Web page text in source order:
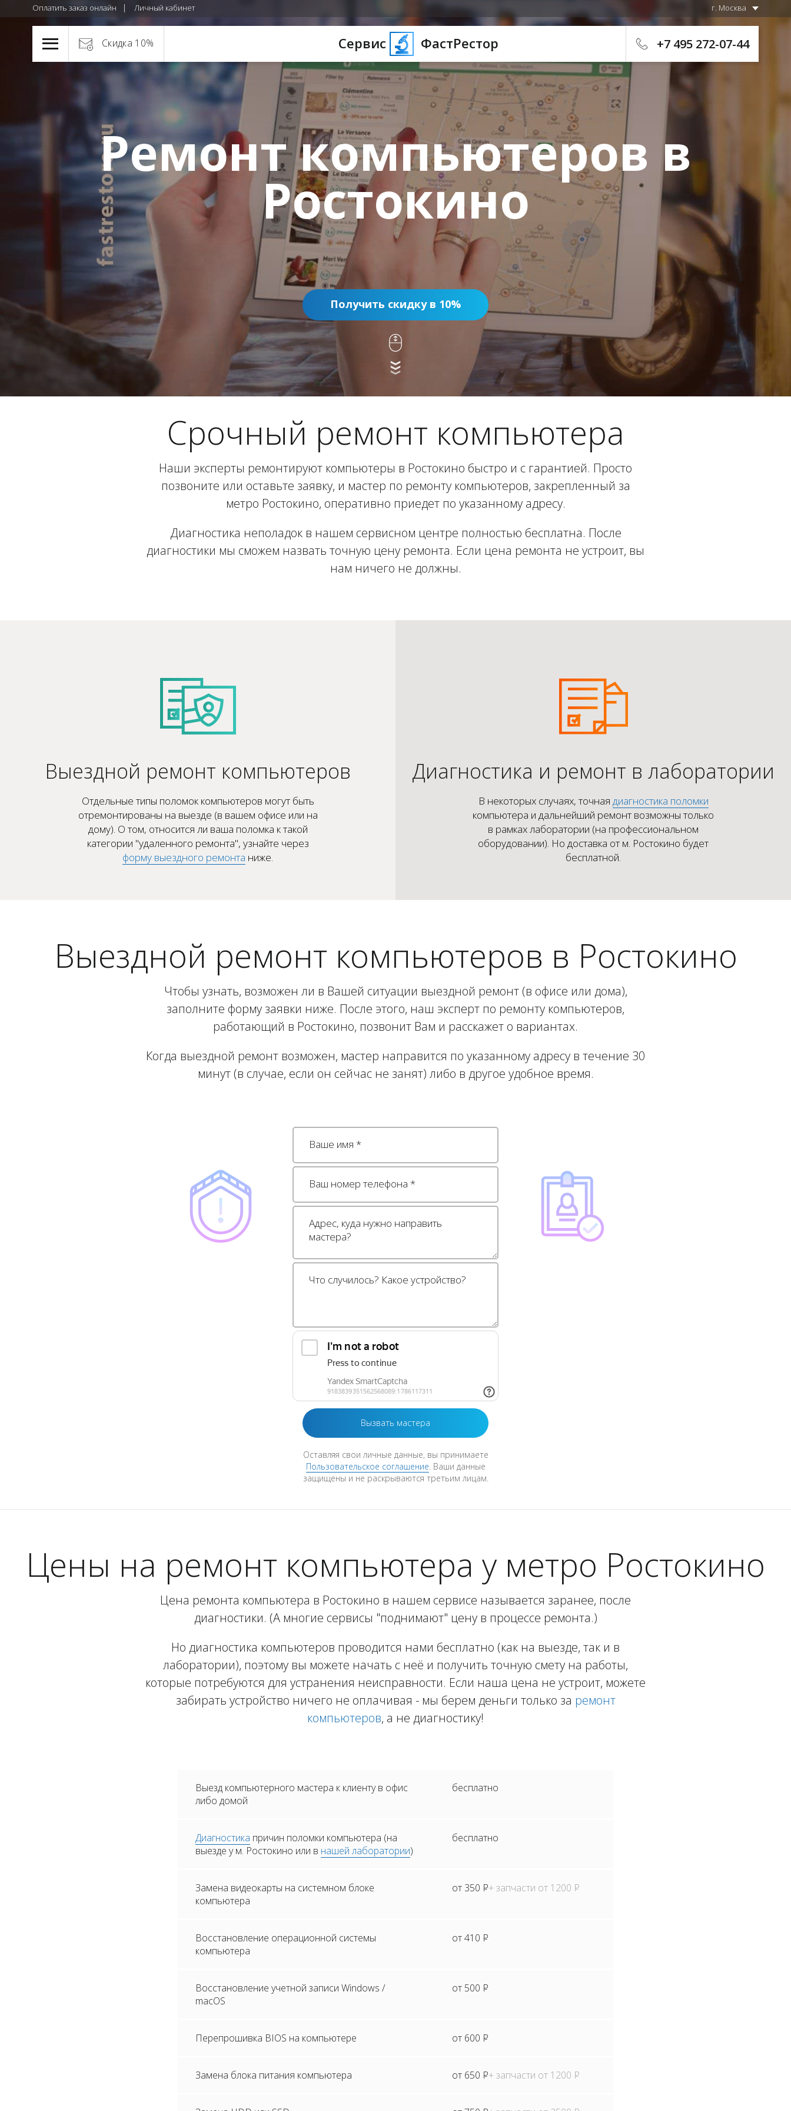
Оплатить заказ онлайн Личный кабинет г. Москва
Сервис ФастРестор
Скидка 10% +7 495 272-07-44
Ремонт компьютеров в
Ростокино
Получить скидку в 10%
Срочный ремонт компьютера
Наши эксперты ремонтируют компьютеры в Ростокино быстро и с гарантией. Просто
позвоните или оставьте заявку, и мастер по ремонту компьютеров, закрепленный за
метро Ростокино, оперативно приедет по указанному адресу.
Диагностика неполадок в нашем сервисном центре полностью бесплатна. После
диагностики мы сможем назвать точную цену ремонта. Если цена ремонта не устроит, вы
нам ничего не должны.
Выездной ремонт компьютеров
Отдельные типы поломок компьютеров могут быть
отремонтированы на выезде (в вашем офисе или на
дому). О том, относится ли ваша поломка к такой
категории "удаленного ремонта", узнайте через
форму выездного ремонта ниже.
Диагностика и ремонт в лаборатории
В некоторых случаях, точная диагностика поломки
компьютера и дальнейший ремонт возможны только
в рамках лаборатории (на профессиональном
оборудовании). Но доставка от м. Ростокино будет
бесплатной.
Выездной ремонт компьютеров в Ростокино
Чтобы узнать, возможен ли в Вашей ситуации выездной ремонт (в офисе или дома),
заполните форму заявки ниже. После этого, наш эксперт по ремонту компьютеров,
работающий в Ростокино, позвонит Вам и расскажет о вариантах.
Когда выездной ремонт возможен, мастер направится по указанному адресу в течение 30
минут (в случае, если он сейчас не занят) либо в другое удобное время.
Оставляя свои личные данные, вы принимаете
Пользовательское соглашение. Ваши данные
защищены и не раскрываются третьим лицам.
Цены на ремонт компьютера у метро Ростокино
Цена ремонта компьютера в Ростокино в нашем сервисе называется заранее, после
диагностики. (А многие сервисы "поднимают" цену в процессе ремонта.)
Но диагностика компьютеров проводится нами бесплатно (как на выезде, так и в
лаборатории), поэтому вы можете начать с неё и получить точную смету на работы,
которые потребуются для устранения неисправности. Если наша цена не устроит, можете
забирать устройство ничего не оплачивая - мы берем деньги только за ремонт
компьютеров, а не диагностику!
Выезд компьютерного мастера к клиенту в офис
либо домой
бесплатно
Диагностика причин поломки компьютера (на
выезде у м. Ростокино или в нашей лаборатории)
бесплатно
Замена видеокарты на системном блоке
компьютера
от 350 Р+ запчасти от 1200 Р
Восстановление операционной системы
компьютера
от 410 Р
Восстановление учетной записи Windows /
macOS
от 500 Р
Перепрошивка BIOS на компьютере от 600 Р
Замена блока питания компьютера от 650 Р+ запчасти от 1200 Р